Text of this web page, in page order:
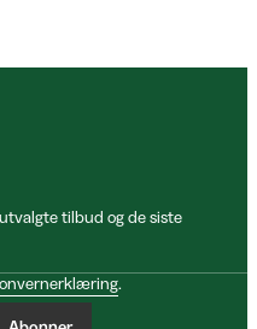
tilbud og de siste
.